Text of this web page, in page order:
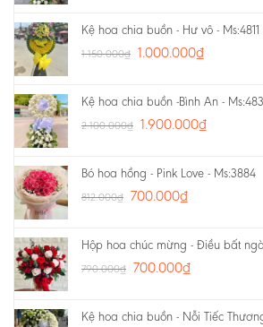
Kệ hoa chia buồn - Hư vô - Ms:4811
1.150.000₫ 1.000.000₫
Kệ hoa chia buồn -Bình An -
2.100.000₫ 1.900.000₫
Bó hoa hồng - Pink Love - Ms:3884
812.000₫ 700.000₫
Hộp hoa chúc mừng - Điều bất
790.000₫ 700.000₫
Kệ hoa chia buồn - Nỗi Tiếc